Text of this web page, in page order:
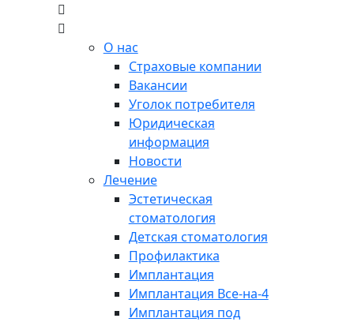
О нас
Страховые компании
Вакансии
Уголок потребителя
Юридическая
информация
Новости
Лечение
Эстетическая
стоматология
Детская стоматология
Профилактика
Имплантация
Имплантация Все-на-4
Имплантация под